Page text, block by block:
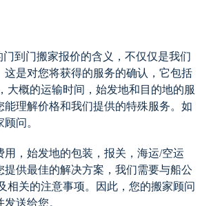
到门搬家报价的含义，不仅仅是我们
是对您将获得的服务的确认，它包括
大概的运输时间，始发地和目的地的服
理解价格和我们提供的特殊服务。如
问。
，始发地的包装，报关，海运/空运
供最佳的解决方案，我们需要与船公
相关的注意事项。因此，您的搬家顾问
送给您。